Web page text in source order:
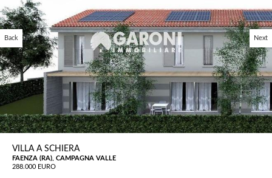
Back Next
VILLA A SCHIERA
FAENZA (RA), CAMPAGNA VALLE
288.000 EURO